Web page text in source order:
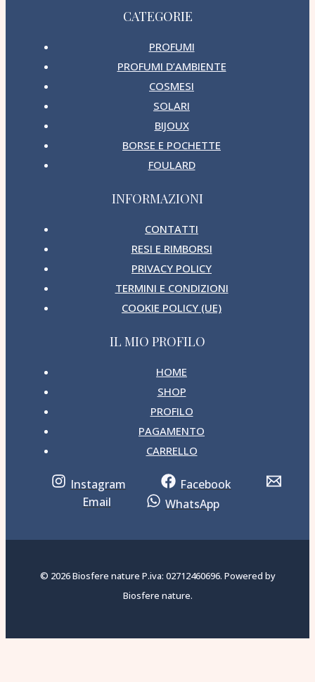
CATEGORIE
PROFUMI
PROFUMI D’AMBIENTE
COSMESI
SOLARI
BIJOUX
BORSE E POCHETTE
FOULARD
INFORMAZIONI
CONTATTI
RESI E RIMBORSI
PRIVACY POLICY
TERMINI E CONDIZIONI
COOKIE POLICY (UE)
IL MIO PROFILO
HOME
SHOP
PROFILO
PAGAMENTO
CARRELLO
Instagram
Facebook
Email
WhatsApp
© 2026 Biosfere nature P.iva: 02712460696. Powered by
Biosfere nature.